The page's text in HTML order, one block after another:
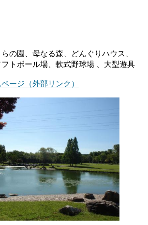
の園、母なる森、どんぐりハウス、
トボール場、軟式野球場 、大型遊具
ージ（外部リンク）